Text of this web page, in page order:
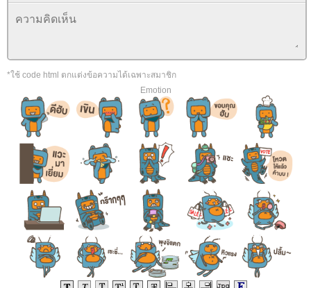
*ใช้ code html ตกแต่งข้อความได้เฉพาะสมาชิก
Emotion